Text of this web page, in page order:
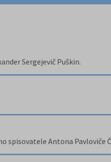
Sergejevič Puškin.
spisovatele Antona Pavloviče